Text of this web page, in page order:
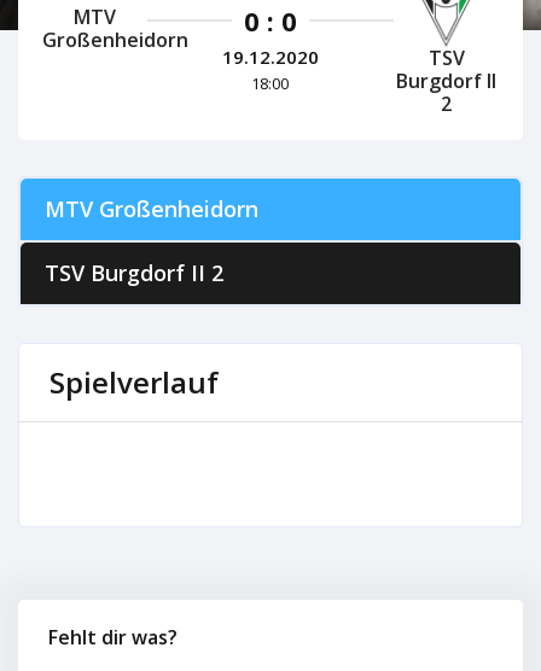
MTV
Großenheidorn
0 : 0
19.12.2020
18:00
TSV
Burgdorf II
2
MTV Großenheidorn
TSV Burgdorf II 2
Spielverlauf
Fehlt dir was?